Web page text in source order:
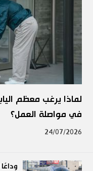
لماذا يرغب معظم
في مواصلة العمل؟
24/07/2026